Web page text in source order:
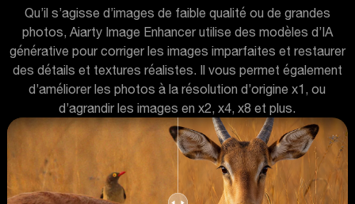
Qu’il s’agisse d’images de faible qualité ou de grandes
photos, Aiarty Image Enhancer utilise des modèles d’IA
générative pour corriger les images imparfaites et restaurer
des détails et textures réalistes. Il vous permet également
d’améliorer les photos à la résolution d’origine x1, ou
d’agrandir les images en x2, x4, x8 et plus.